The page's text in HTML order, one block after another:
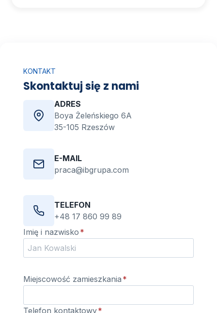
KONTAKT
Skontaktuj się z nami
ADRES
Boya Żeleńskiego 6A
35-105 Rzeszów
E-MAIL
praca@ibgrupa.com
TELEFON
+48 17 860 99 89
Imię i nazwisko *
Miejscowość zamieszkania *
Telefon kontaktowy*